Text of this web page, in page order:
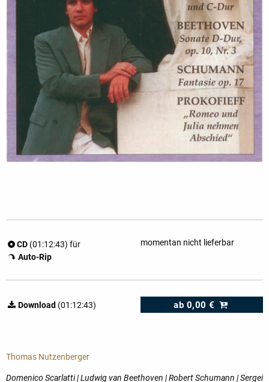
CD (01:12:43) für
Auto-Rip
momentan nicht lieferbar
Download (01:12:43) ab 0,00 €
Thomas Nutzenberger
Domenico Scarlatti | Ludwig van Beethoven | Robert Schumann | Sergei